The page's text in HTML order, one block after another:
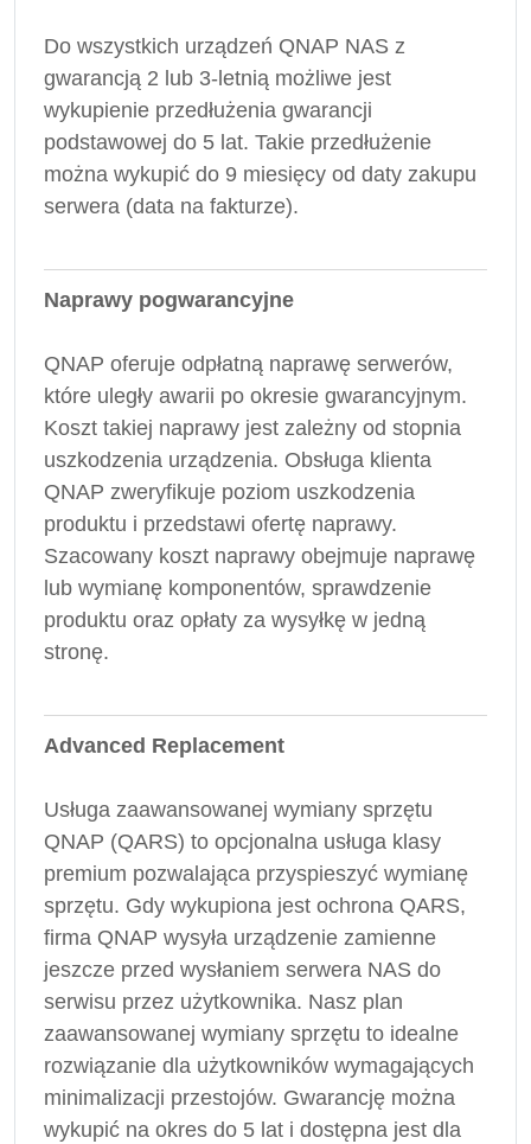
Do wszystkich urządzeń QNAP NAS z
gwarancją 2 lub 3-letnią możliwe jest
wykupienie przedłużenia gwarancji
podstawowej do 5 lat. Takie przedłużenie
można wykupić do 9 miesięcy od daty zakupu
serwera (data na fakturze).
Naprawy pogwarancyjne
QNAP oferuje odpłatną naprawę serwerów,
które uległy awarii po okresie gwarancyjnym.
Koszt takiej naprawy jest zależny od stopnia
uszkodzenia urządzenia. Obsługa klienta
QNAP zweryfikuje poziom uszkodzenia
produktu i przedstawi ofertę naprawy.
Szacowany koszt naprawy obejmuje naprawę
lub wymianę komponentów, sprawdzenie
produktu oraz opłaty za wysyłkę w jedną
stronę.
Advanced Replacement
Usługa zaawansowanej wymiany sprzętu
QNAP (QARS) to opcjonalna usługa klasy
premium pozwalająca przyspieszyć wymianę
sprzętu. Gdy wykupiona jest ochrona QARS,
firma QNAP wysyła urządzenie zamienne
jeszcze przed wysłaniem serwera NAS do
serwisu przez użytkownika. Nasz plan
zaawansowanej wymiany sprzętu to idealne
rozwiązanie dla użytkowników wymagających
minimalizacji przestojów. Gwarancję można
wykupić na okres do 5 lat i dostępna jest dla